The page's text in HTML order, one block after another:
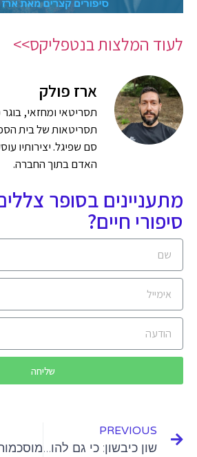
לעוד המלצות בנטפליקס>>
ארז פולק
תסריטאי ומחזאי,
תסריטאות של בית
סם שפיגל. יצירותיו
האדם בתוך החברה.
מתעניינים בסופר
סיפורי חיים?
שליחה
PREVIOUS
שון כיבשון: כי גם להורים מגיע להנות